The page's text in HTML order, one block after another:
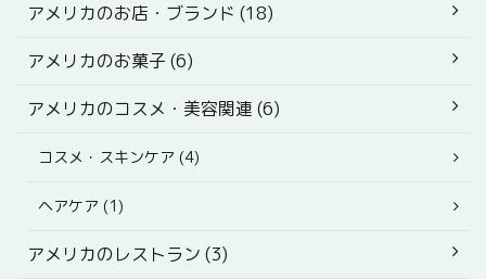
アメリカのお店・ブランド (18)
アメリカのお菓子 (6)
アメリカのコスメ・美容関連 (6)
コスメ・スキンケア (4)
ヘアケア (1)
アメリカのレストラン (3)